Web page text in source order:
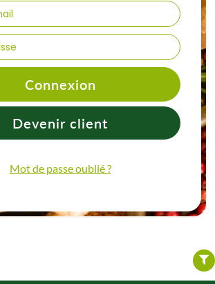
Connexion
Devenir client
Mot de passe oublié ?